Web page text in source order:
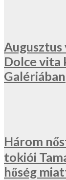
Dolce vita
Galériában
Három
tokiói
hőség